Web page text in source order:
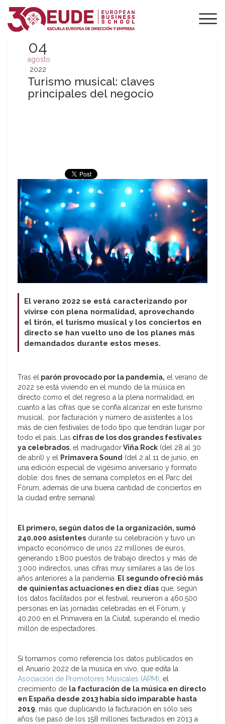
04
agosto
2022
Turismo musical: claves
principales del negocio
El verano 2022 se está caracterizando por
vivirse con plena normalidad, aprovechando
el tirón, el turismo musical y los conciertos en
directo se han vuelto uno de los planes más
demandados durante estos meses.
Tras el parón provocado por la pandemia, el verano de
2022 se está viviendo en el mundo de la música en
directo como el del regreso a la plena normalidad, en
cuanto a las cifras que se confía alcanzar en este turismo
musical, por facturación y número de asistentes a los
más de cien festivales de todo tipo que tendrán lugar por
todo el país. Las cifras de los dos grandes festivales
ya celebrados, el madrugadorViña Rock (del 28 al 30
de abril) y el Primavera Sound (del 2 al 11 de junio, en
una edición especial de vigésimo aniversario y formato
doble: dos fines de semana completos en el Parc del
Fòrum, además de una buena cantidad de conciertos en
la ciudad entre semana).
El primero, según datos de la organización, sumó
240.000 asistentes durante su celebración y tuvo un
impacto económico de unos 22 millones de euros,
generando 1.800 puestos de trabajo directos y más de
3.000 indirectos, unas cifras muy similares a las de los
años anteriores a la pandemia. El segundo ofreció más
de quinientas actuaciones en diez días que, según
los datos facilitados por el festival, reunieron a 460.500
personas en las jornadas celebradas en el Fòrum, y
40.200 en el Primavera en la Ciutat, superando el medio
millón de espectadores.
Si tomamos como referencia los datos publicados en
el Anuario 2022 de la música en vivo, que edita la
Asociación de Promotores Musicales (APM), el
crecimiento de la facturación de la música en directo
en España desde 2013 había sido imparable hasta
2019, más que duplicando la facturación en sólo seis
años (se pasó de los 158 millones facturados en 2013 a